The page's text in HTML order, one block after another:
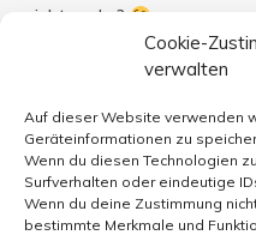
Cookie-
verwalten
Auf dieser Website verwenden
Geräteinformationen zu
Wenn du diesen Technologien
Surfverhalten oder eindeutige
Wenn du deine Zustimmung
bestimmte Merkmale und
nicht wahr?
Auf solche Mails wie die
sein, dass es tatsächlich
einem derart in sich
geben. Ich kann darin nur
Betreffenden erkennen: